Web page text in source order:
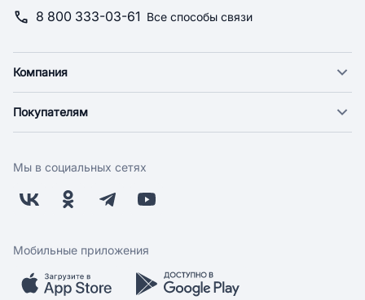
8 800 333-03-61 Все способы связи
Компания
Новости
Поставщикам
Заводчикам
Обратная связь
Покупателям
Оплата
Бонусная программа
Скидки и акции
Мобильное приложение
Мы в социальных сетях
Мобильные приложения